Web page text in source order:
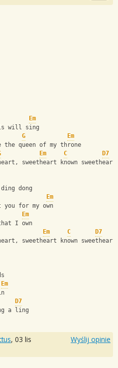
Em
will sing
G
Em
queen of my throne
Em C
D7
sweetheart known sweetheart
dong
Em
for my own
Em
I own
Em C
D7
sweetheart known sweetheart
Em
D7
a ling
, 03 lis
Wyślij opinie